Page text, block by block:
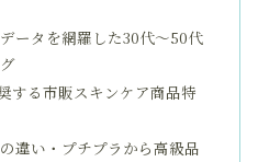
ータを網羅した30代〜50代
する市販スキンケア商品特
違い・プチプラから高級品